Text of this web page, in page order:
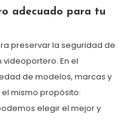
adecuado para tu
preservar la seguridad de
En el
de modelos, marcas y
mismo propósito:
elegir el mejor y